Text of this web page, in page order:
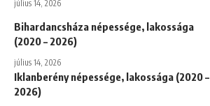
július 14, 2026
Bihardancsháza népessége, lakossága
(2020 – 2026)
július 14, 2026
Iklanberény népessége, lakossága (2020 –
2026)